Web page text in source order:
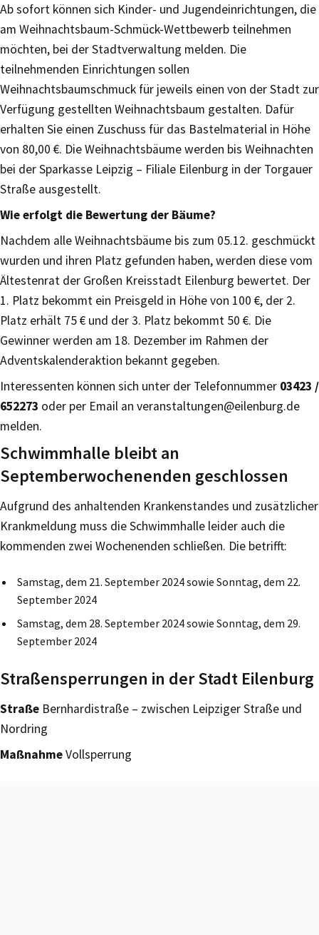
Ab sofort können sich Kinder- und Jugendeinrichtungen, die
am Weihnachtsbaum-Schmück-Wettbewerb teilnehmen
möchten, bei der Stadtverwaltung melden. Die
teilnehmenden Einrichtungen sollen
Weihnachtsbaumschmuck für jeweils einen von der Stadt zur
Verfügung gestellten Weihnachtsbaum gestalten. Dafür
erhalten Sie einen Zuschuss für das Bastelmaterial in Höhe
von 80,00 €. Die Weihnachtsbäume werden bis Weihnachten
bei der Sparkasse Leipzig – Filiale Eilenburg in der Torgauer
Straße ausgestellt.
Wie erfolgt die Bewertung der Bäume?
Nachdem alle Weihnachtsbäume bis zum 05.12. geschmückt
wurden und ihren Platz gefunden haben, werden diese vom
Ältestenrat der Großen Kreisstadt Eilenburg bewertet. Der
1. Platz bekommt ein Preisgeld in Höhe von 100 €, der 2.
Platz erhält 75 € und der 3. Platz bekommt 50 €. Die
Gewinner werden am 18. Dezember im Rahmen der
Adventskalenderaktion bekannt gegeben.
Interessenten können sich unter der Telefonnummer 03423 /
652273 oder per Email an veranstaltungen@eilenburg.de
melden.
Schwimmhalle bleibt an
Septemberwochenenden geschlossen
Aufgrund des anhaltenden Krankenstandes und zusätzlicher
Krankmeldung muss die Schwimmhalle leider auch die
kommenden zwei Wochenenden schließen. Die betrifft:
Samstag, dem 21. September 2024 sowie Sonntag, dem 22.
September 2024
Samstag, dem 28. September 2024 sowie Sonntag, dem 29.
September 2024
Straßensperrungen in der Stadt Eilenburg
Straße Bernhardistraße – zwischen Leipziger Straße und
Nordring
MaßnahmeVollsperrung